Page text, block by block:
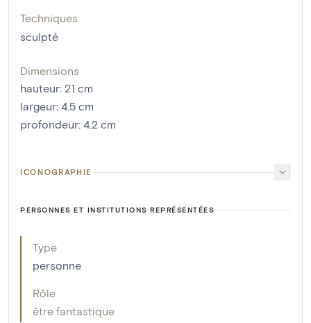
Techniques
sculpté
Dimensions
hauteur: 21 cm
largeur: 4.5 cm
profondeur: 4.2 cm
ICONOGRAPHIE
PERSONNES ET INSTITUTIONS REPRÉSENTÉES
Type
personne
Rôle
être fantastique